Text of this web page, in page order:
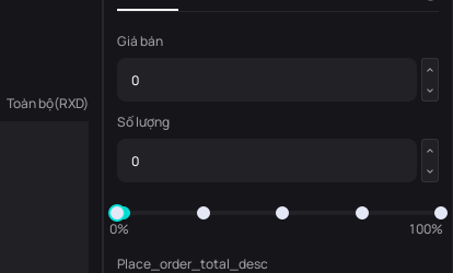
Toàn bộ(RXD)
Giá bán
Số lượng
0%
100%
Place_order_total_desc